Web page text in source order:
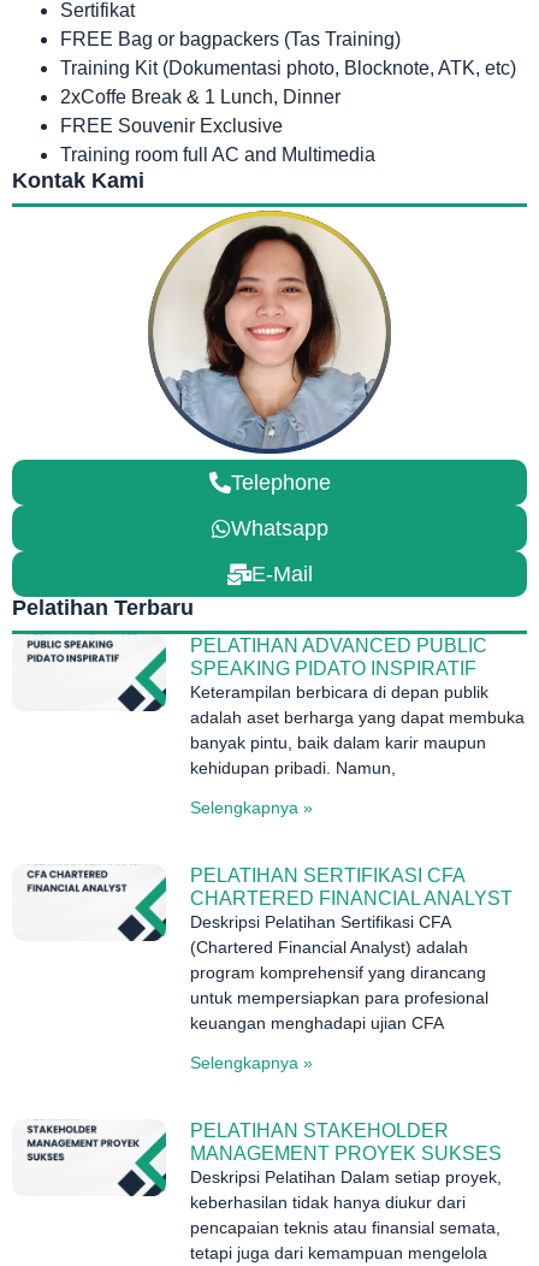
Sertifikat
FREE Bag or bagpackers (Tas Training)
Training Kit (Dokumentasi photo, Blocknote, ATK, etc)
2xCoffe Break & 1 Lunch, Dinner
FREE Souvenir Exclusive
Training room full AC and Multimedia
Kontak Kami
Telephone
Whatsapp
E-Mail
Pelatihan Terbaru
PELATIHAN ADVANCED PUBLIC
SPEAKING PIDATO INSPIRATIF
Keterampilan berbicara di depan publik
adalah aset berharga yang dapat membuka
banyak pintu, baik dalam karir maupun
kehidupan pribadi. Namun,
Selengkapnya »
PELATIHAN SERTIFIKASI CFA
CHARTERED FINANCIAL ANALYST
Deskripsi Pelatihan Sertifikasi CFA
(Chartered Financial Analyst) adalah
program komprehensif yang dirancang
untuk mempersiapkan para profesional
keuangan menghadapi ujian CFA
Selengkapnya »
PELATIHAN STAKEHOLDER
MANAGEMENT PROYEK SUKSES
Deskripsi Pelatihan Dalam setiap proyek,
keberhasilan tidak hanya diukur dari
pencapaian teknis atau finansial semata,
tetapi juga dari kemampuan mengelola